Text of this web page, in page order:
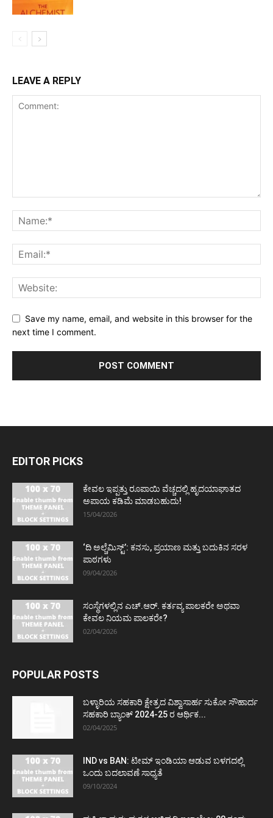
LEAVE A REPLY
Save my name, email, and website in this browser for the
next time I comment.
EDITOR PICKS
ಕೇವಲ ಇಪ್ಪತ್ತು ರೂಪಾಯಿ ವೆಚ್ಚದಲ್ಲಿ ಹೃದಯಾಘಾತದ
ಅಪಾಯ ಕಡಿಮೆ ಮಾಡಬಹುದು!
15/04/2026
‘ದಿ ಅಲ್ಚೆಮಿಸ್ಟ್’: ಕನಸು, ಪ್ರಯಾಣ ಮತ್ತು ಬದುಕಿನ ಸರಳ
ಪಾಠಗಳು
09/04/2026
ಸಂಸ್ಥೆಗಳಲ್ಲಿನ ಎಚ್.ಆರ್. ಕರ್ತವ್ಯ ಪಾಲಕರೇ ಅಥವಾ
ಕೇವಲ ನಿಯಮ ಪಾಲಕರೇ?
02/04/2026
POPULAR POSTS
ಬಳ್ಳಾರಿಯ ಸಹಕಾರಿ ಕ್ಷೇತ್ರದ ವಿಶ್ವಾಸಾರ್ಹ ಸುಕೋ ಸೌಹಾರ್ದ
ಸಹಕಾರಿ ಬ್ಯಾಂಕ್ 2024-25 ರ ಆರ್ಥಿಕ...
02/04/2025
IND vs BAN: ಟೀಮ್ ಇಂಡಿಯಾ ಆಡುವ ಬಳಗದಲ್ಲಿ
ಒಂದು ಬದಲಾವಣೆ ಸಾಧ್ಯತೆ
09/10/2024